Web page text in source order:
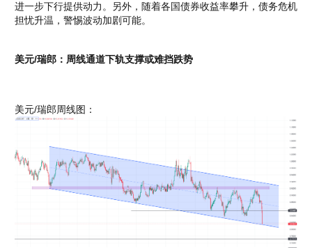
进一步下行提供动力。另外，随着各国债券收益率攀升，债务危机
担忧升温，警惕波动加剧可能。
美元/瑞郎：周线通道下轨支撑或难挡跌势
美元/瑞郎周线图：